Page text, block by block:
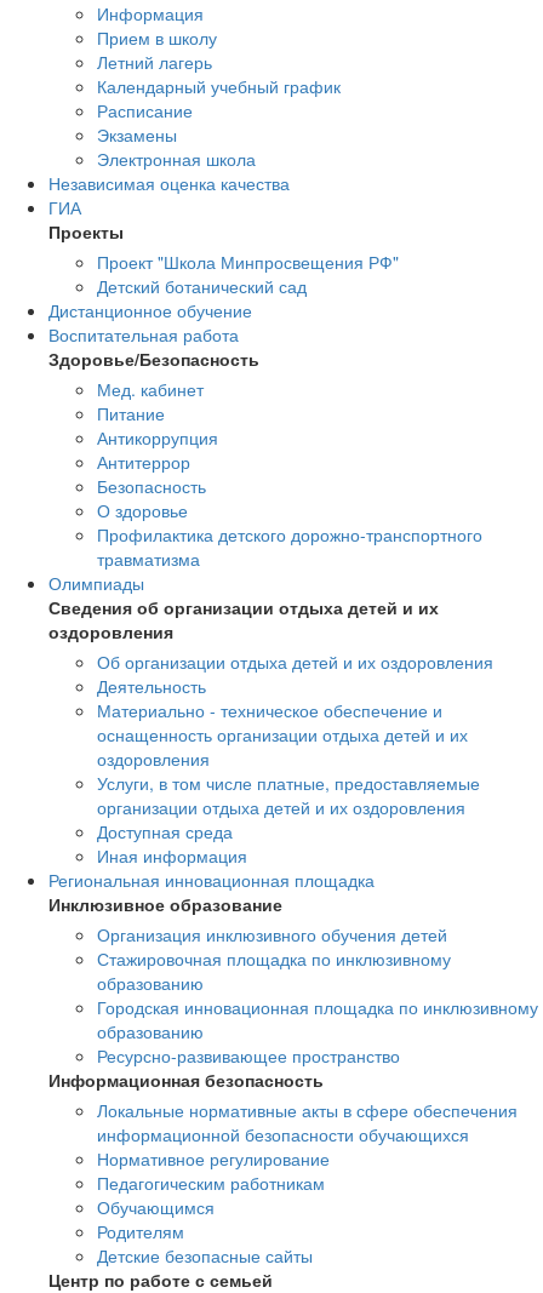
Информация
Прием в школу
Летний лагерь
Календарный учебный график
Расписание
Экзамены
Электронная школа
Независимая оценка качества
ГИА
Проекты
Проект "Школа Минпросвещения РФ"
Детский ботанический сад
Дистанционное обучение
Воспитательная работа
Здоровье/Безопасность
Мед. кабинет
Питание
Антикоррупция
Антитеррор
Безопасность
О здоровье
Профилактика детского дорожно-транспортного
травматизма
Олимпиады
Сведения об организации отдыха детей и их
оздоровления
Об организации отдыха детей и их оздоровления
Деятельность
Материально - техническое обеспечение и
оснащенность организации отдыха детей и их
оздоровления
Услуги, в том числе платные, предоставляемые
организации отдыха детей и их оздоровления
Доступная среда
Иная информация
Региональная инновационная площадка
Инклюзивное образование
Организация инклюзивного обучения детей
Стажировочная площадка по инклюзивному
образованию
Городская инновационная площадка по инклюзивному
образованию
Ресурсно-развивающее пространство
Информационная безопасность
Локальные нормативные акты в сфере обеспечения
информационной безопасности обучающихся
Нормативное регулирование
Педагогическим работникам
Обучающимся
Родителям
Детские безопасные сайты
Центр по работе с семьей